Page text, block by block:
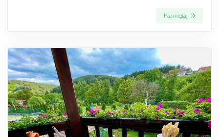
Разгледај